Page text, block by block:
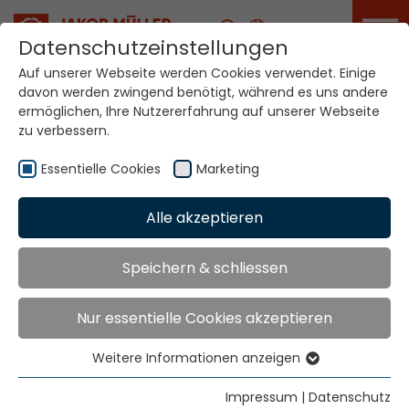
Karriere
Ihre Welt. Unsere
Technologien.
Home Bolivien
Globale Präsenz
Intercom Ltda.
Calle Hans Kundt 757
Casilla 3369
La Paz
Datenschutzeinstellungen
Auf unserer Webseite werden Cookies verwendet. Einige
davon werden zwingend benötigt, während es uns andere
ermöglichen, Ihre Nutzererfahrung auf unserer Webseite
zu verbessern.
Essentielle Cookies Marketing
Alle akzeptieren
Speichern & schliessen
Nur essentielle Cookies akzeptieren
Essentielle Cookies
Essentielle Cookies werden für grundlegende
Weitere Informationen anzeigen
Impressum | Datenschutz